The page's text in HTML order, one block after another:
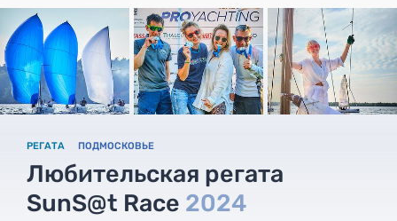
РЕГАТА ПОДМОСКОВЬЕ
Любительская регата
SunS@t Race 2024